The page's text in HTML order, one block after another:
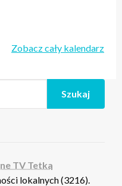
Zobacz cały kalendarz
TV Tetka
lokalnych (3216).